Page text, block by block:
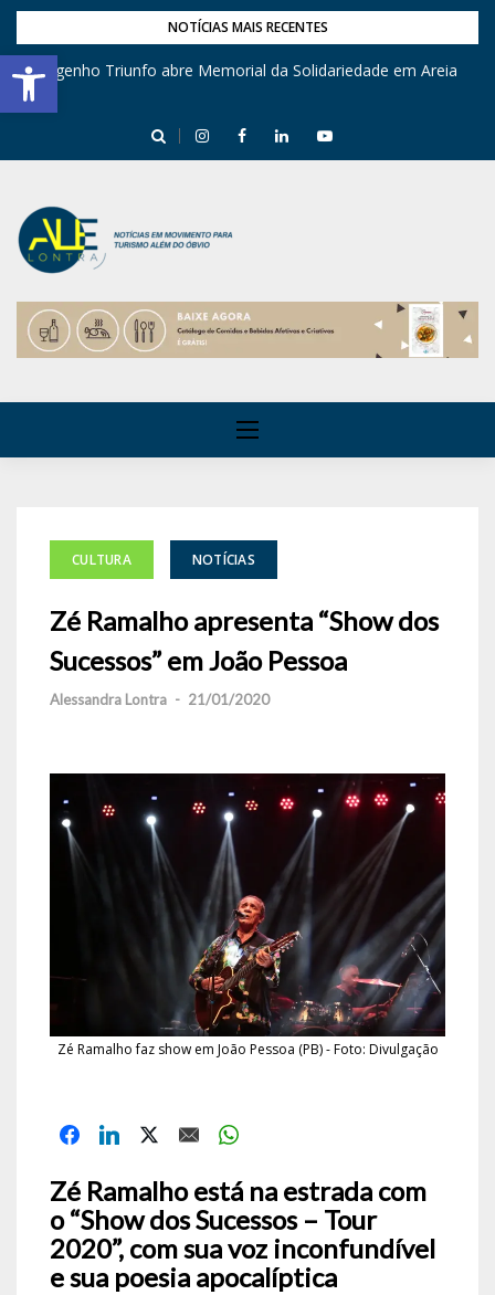
Barra de Ferramentas Aberta
NOTÍCIAS MAIS RECENTES
Engenho Triunfo abre Memorial da Solidariedade em Areia
CULTURA NOTÍCIAS
Zé Ramalho apresenta “Show dos
Sucessos” em João Pessoa
Alessandra Lontra - 21/01/2020
Zé Ramalho faz show em João Pessoa (PB) - Foto: Divulgação
Zé Ramalho está na estrada com
o “Show dos Sucessos – Tour
2020”, com sua voz inconfundível
e sua poesia apocalíptica